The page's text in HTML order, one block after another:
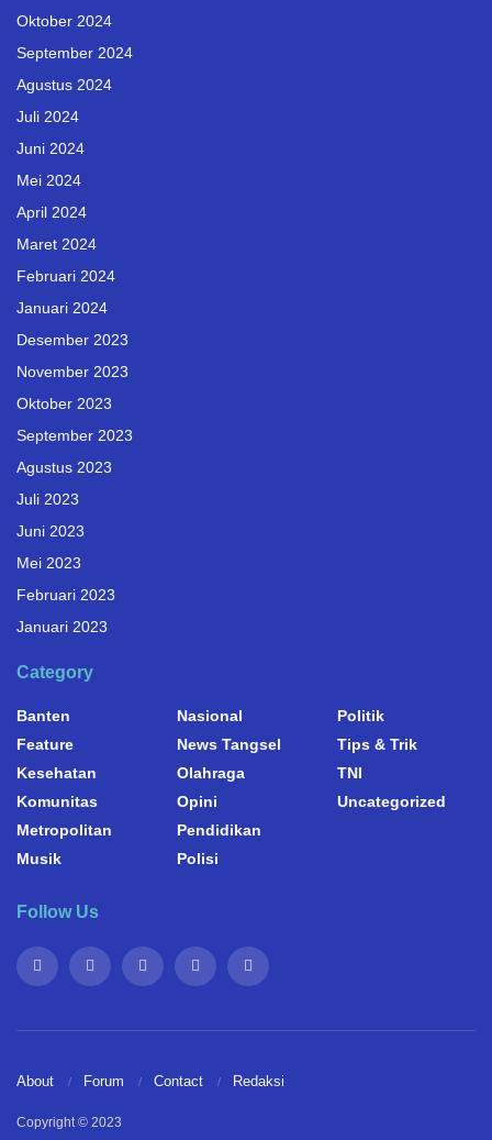
Oktober 2024
September 2024
Agustus 2024
Juli 2024
Juni 2024
Mei 2024
April 2024
Maret 2024
Februari 2024
Januari 2024
Desember 2023
November 2023
Oktober 2023
September 2023
Agustus 2023
Juli 2023
Juni 2023
Mei 2023
Februari 2023
Januari 2023
Category
Banten
Feature
Kesehatan
Komunitas
Metropolitan
Musik
Nasional
News Tangsel
Olahraga
Opini
Pendidikan
Polisi
Politik
Tips & Trik
TNI
Uncategorized
Follow Us
About Forum Contact Redaksi
Copyright © 2023